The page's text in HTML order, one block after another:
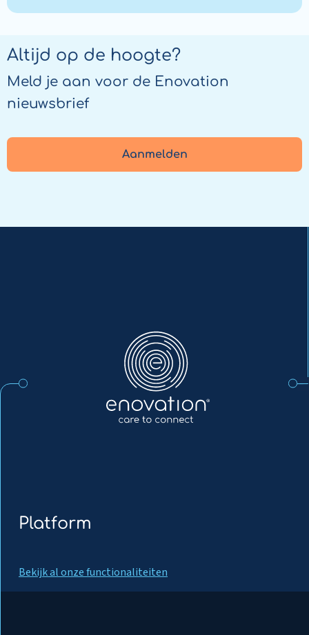
Altijd op de hoogte?
Meld je aan voor de Enovation
nieuwsbrief
Aanmelden
Platform
Bekijk al onze functionaliteiten